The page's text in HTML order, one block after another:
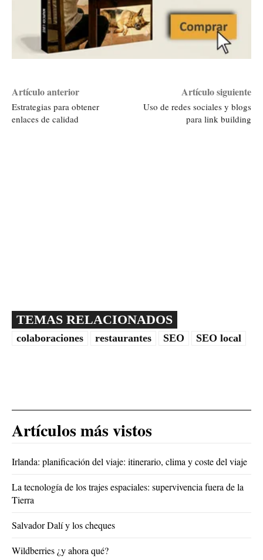
Artículo anterior
Estrategias para obtener
enlaces de calidad
Artículo siguiente
Uso de redes sociales y blogs
para link building
TEMAS RELACIONADOS
colaboraciones restaurantes SEO SEO local
Artículos más vistos
Irlanda: planificación del viaje: itinerario, clima y coste del viaje
La tecnología de los trajes espaciales: supervivencia fuera de la
Tierra
Salvador Dalí y los cheques
Wildberries ¿y ahora qué?